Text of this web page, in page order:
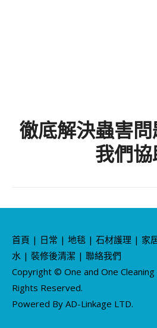
徹底解決蟲害
我們協
首頁 | 日常 | 地毯 | 石材護理 | 家
水 | 裝修後清潔 | 聯絡我們
Copyright © One and One
Rights Reserved.
Powered By AD-Linkage LTD.